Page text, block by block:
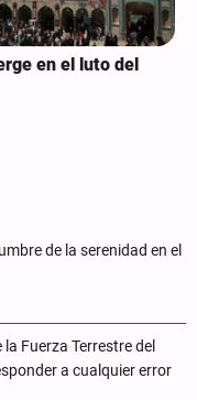
en el luto del
de la serenidad en el
Fuerza Terrestre del
a cualquier error